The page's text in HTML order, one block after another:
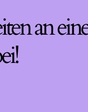
an